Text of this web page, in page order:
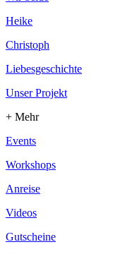
Heike
Christoph
Liebesgeschichte
Unser Projekt
+ Mehr
Events
Workshops
Anreise
Videos
Gutscheine